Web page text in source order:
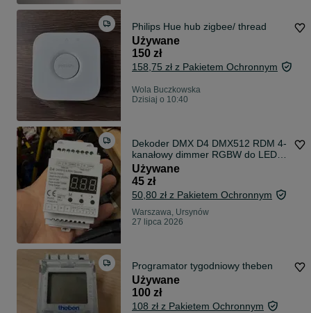
Philips Hue hub zigbee/ thread
Używane
150 zł
158,75 zł z Pakietem Ochronnym
Wola Buczkowska
Dzisiaj o 10:40
Dekoder DMX D4 DMX512 RDM 4-
kanałowy dimmer RGBW do LED
na szynę DIN
Używane
45 zł
50,80 zł z Pakietem Ochronnym
Warszawa, Ursynów
27 lipca 2026
Programator tygodniowy theben
Używane
100 zł
108 zł z Pakietem Ochronnym